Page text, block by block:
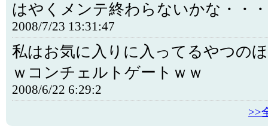
はやくメンテ終わらないかな・・
2008/7/23 13:31:47
私はお気に入りに入ってるやつの
ｗコンチェルトゲートｗｗ
2008/6/22 6:29:2
>>